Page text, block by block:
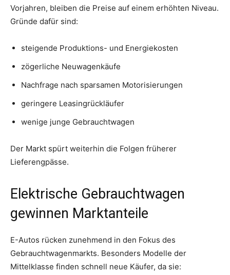
Vorjahren, bleiben die Preise auf einem erhöhten Niveau.
Gründe dafür sind:
steigende Produktions- und Energiekosten
zögerliche Neuwagenkäufe
Nachfrage nach sparsamen Motorisierungen
geringere Leasingrückläufer
wenige junge Gebrauchtwagen
Der Markt spürt weiterhin die Folgen früherer
Lieferengpässe.
Elektrische Gebrauchtwagen
gewinnen Marktanteile
E-Autos rücken zunehmend in den Fokus des
Gebrauchtwagenmarkts. Besonders Modelle der
Mittelklasse finden schnell neue Käufer, da sie: